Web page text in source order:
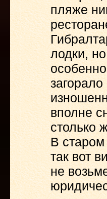
пляже
лодки,
вполне
столько
В
так вот
не